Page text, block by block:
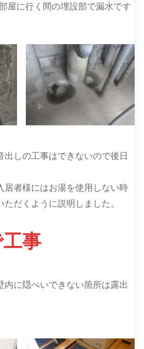
屋に行く間の埋設部で漏水です
出しの工事はできないので後日
居者様にはお湯を使用しない時
だくように説明しました。
事
内に隠ぺいできない箇所は露出